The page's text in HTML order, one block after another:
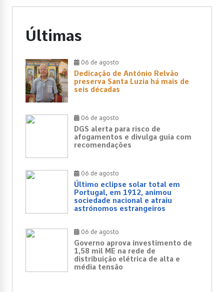
Últimas
06 de agosto
Dedicação de António Relvão
preserva Santa Luzia há mais de
seis décadas
06 de agosto
DGS alerta para risco de
afogamentos e divulga guia com
recomendações
06 de agosto
Último eclipse solar total em
Portugal, em 1912, animou
sociedade nacional e atraiu
astrónomos estrangeiros
06 de agosto
Governo aprova investimento de
1,58 mil ME na rede de
distribuição elétrica de alta e
média tensão